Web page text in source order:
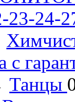
23-24-
с
Танцы